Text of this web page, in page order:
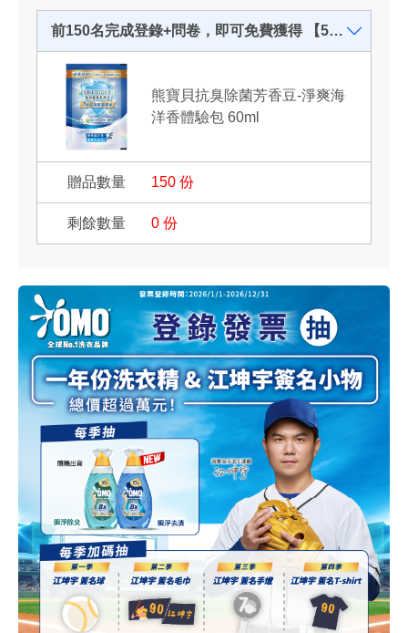
前150名完成登錄+問卷，即可免費獲得 【5日抗臭芳香豆體驗組 (60ml*5)】 試用機會
熊寶貝抗臭除菌芳香豆-淨爽海
洋香體驗包 60ml
150 份
0 份